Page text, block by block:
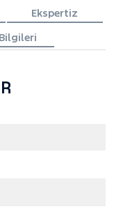
Ekspertiz